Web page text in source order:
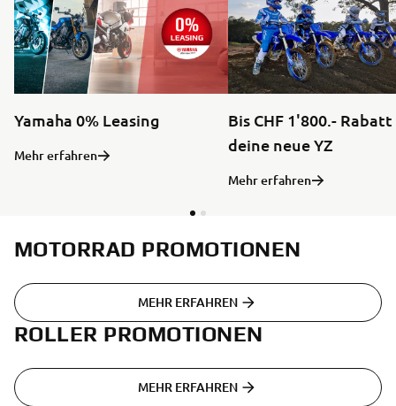
Yamaha 0% Leasing
Mehr erfahren
Bis CHF 1'800.-
deine neue YZ
Mehr erfahren
MOTORRAD PROMOTIONEN
MEHR ERFAHREN
ROLLER PROMOTIONEN
MEHR ERFAHREN